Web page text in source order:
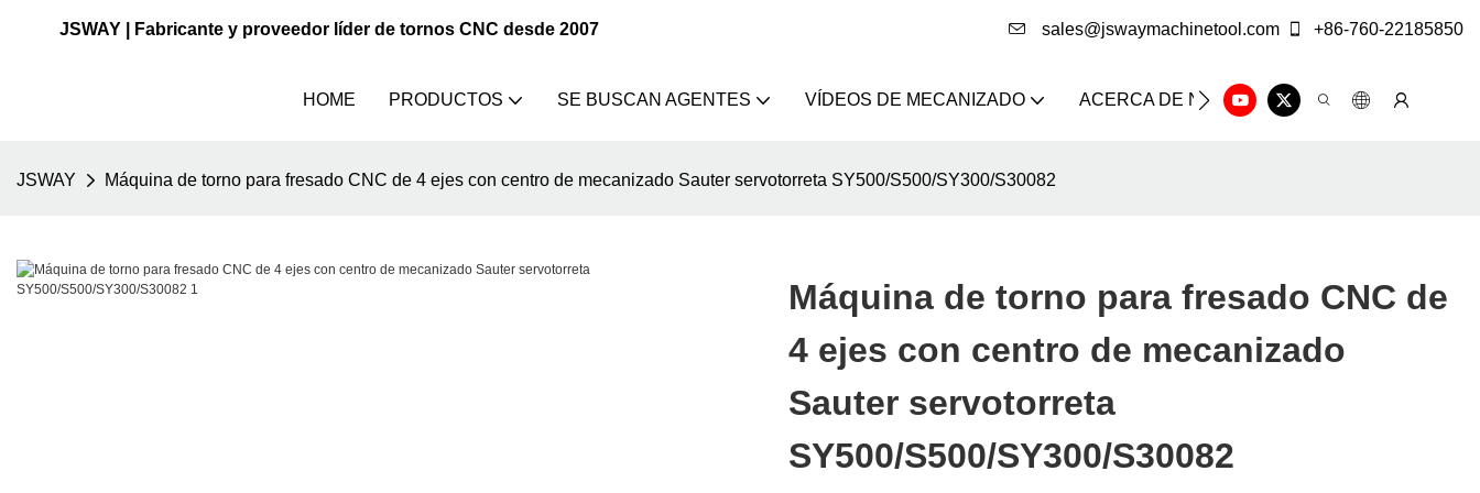
JSWAY | Fabricante y proveedor líder de tornos CNC desde 2007 sales@jswaymachinetool.com +86-760-22185850
HOME PRODUCTOS SE BUSCAN AGENTES VÍDEOS DE MECANIZADO ACERCA DE NOSOTROS SOLUCIÓN
JSWAY Máquina de torno para fresado CNC de 4 ejes con centro de mecanizado Sauter servotorreta SY500/S500/SY300/S30082
Máquina de torno para fresado CNC de
4 ejes con centro de mecanizado
Sauter servotorreta
SY500/S500/SY300/S30082